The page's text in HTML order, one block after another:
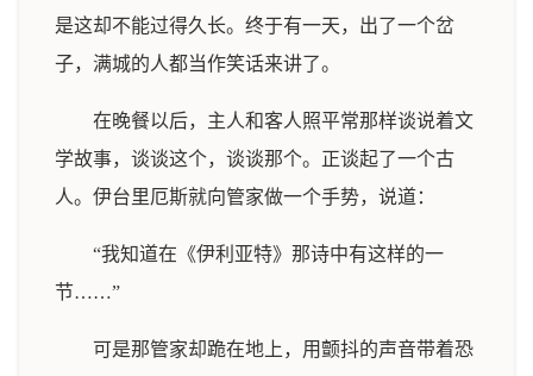
是这却不能过得久长。终于有一天，出了一个岔
子，满城的人都当作笑话来讲了。
在晚餐以后，主人和客人照平常那样谈说着文
学故事，谈谈这个，谈谈那个。正谈起了一个古
人。伊台里厄斯就向管家做一个手势，说道：
“我知道在《伊利亚特》那诗中有这样的一
节……”
可是那管家却跪在地上，用颤抖的声音带着恐